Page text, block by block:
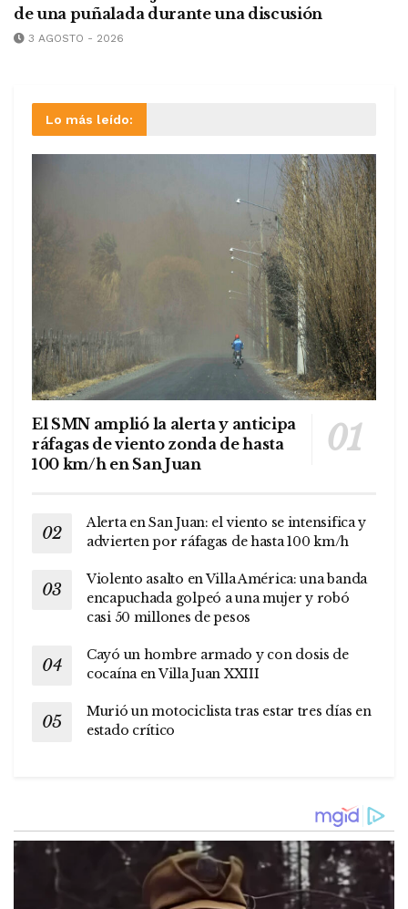
de una puñalada durante una discusión
3 AGOSTO - 2026
Lo más leído:
El SMN amplió la alerta y anticipa
ráfagas de viento zonda de hasta
100 km/h en San Juan
Alerta en San Juan: el viento se intensifica y
advierten por ráfagas de hasta 100 km/h
Violento asalto en Villa América: una banda
encapuchada golpeó a una mujer y robó
casi 50 millones de pesos
Cayó un hombre armado y con dosis de
cocaína en Villa Juan XXIII
Murió un motociclista tras estar tres días en
estado crítico